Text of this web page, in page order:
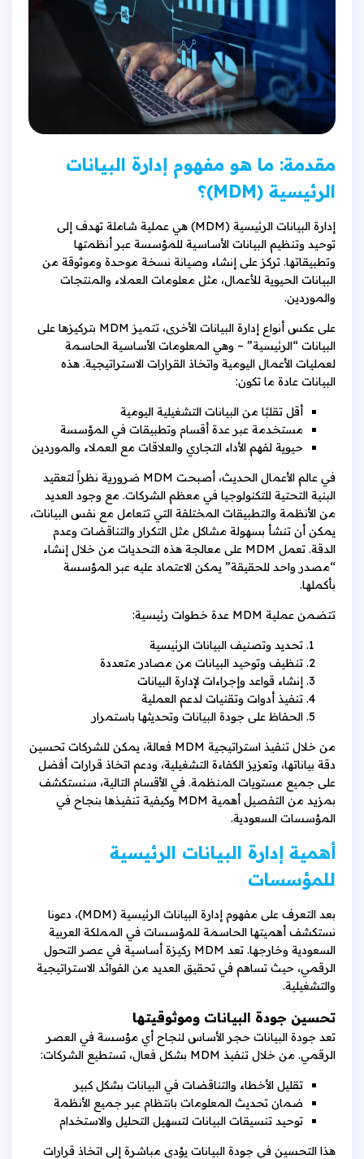
مقدمة: ما هو مفهوم إدارة البيانات
الرئيسية (MDM)؟
إدارة البيانات الرئيسية (MDM) هي عملية شاملة تهدف إلى
توحيد وتنظيم البيانات الأساسية للمؤسسة عبر أنظمتها
وتطبيقاتها. تركز على إنشاء وصيانة نسخة موحدة وموثوقة من
البيانات الحيوية للأعمال، مثل معلومات العملاء والمنتجات
والموردين.
على عكس أنواع إدارة البيانات الأخرى، تتميز MDM بتركيزها على
البيانات “الرئيسية” – وهي المعلومات الأساسية الحاسمة
لعمليات الأعمال اليومية واتخاذ القرارات الاستراتيجية. هذه
البيانات عادة ما تكون:
أقل تقلبًا من البيانات التشغيلية اليومية
مستخدمة عبر عدة أقسام وتطبيقات في المؤسسة
حيوية لفهم الأداء التجاري والعلاقات مع العملاء والموردين
في عالم الأعمال الحديث، أصبحت MDM ضرورية نظراً لتعقيد
البنية التحتية للتكنولوجيا في معظم الشركات. مع وجود العديد
من الأنظمة والتطبيقات المختلفة التي تتعامل مع نفس البيانات،
يمكن أن تنشأ بسهولة مشاكل مثل التكرار والتناقضات وعدم
الدقة. تعمل MDM على معالجة هذه التحديات من خلال إنشاء
“مصدر واحد للحقيقة” يمكن الاعتماد عليه عبر المؤسسة
بأكملها.
تتضمن عملية MDM عدة خطوات رئيسية:
تحديد وتصنيف البيانات الرئيسية
تنظيف وتوحيد البيانات من مصادر متعددة
إنشاء قواعد وإجراءات لإدارة البيانات
تنفيذ أدوات وتقنيات لدعم العملية
الحفاظ على جودة البيانات وتحديثها باستمرار
من خلال تنفيذ استراتيجية MDM فعالة، يمكن للشركات تحسين
دقة بياناتها، وتعزيز الكفاءة التشغيلية، ودعم اتخاذ قرارات أفضل
على جميع مستويات المنظمة. في الأقسام التالية، سنستكشف
بمزيد من التفصيل أهمية MDM وكيفية تنفيذها بنجاح في
المؤسسات السعودية.
أهمية إدارة البيانات الرئيسية
للمؤسسات
بعد التعرف على مفهوم إدارة البيانات الرئيسية (MDM)، دعونا
نستكشف أهميتها الحاسمة للمؤسسات في المملكة العربية
السعودية وخارجها. تعد MDM ركيزة أساسية في عصر التحول
الرقمي، حيث تساهم في تحقيق العديد من الفوائد الاستراتيجية
والتشغيلية.
تحسين جودة البيانات وموثوقيتها
تعد جودة البيانات حجر الأساس لنجاح أي مؤسسة في العصر
الرقمي. من خلال تنفيذ MDM بشكل فعال، تستطيع الشركات:
تقليل الأخطاء والتناقضات في البيانات بشكل كبير
ضمان تحديث المعلومات بانتظام عبر جميع الأنظمة
توحيد تنسيقات البيانات لتسهيل التحليل والاستخدام
هذا التحسين في جودة البيانات يؤدي مباشرة إلى اتخاذ قرارات